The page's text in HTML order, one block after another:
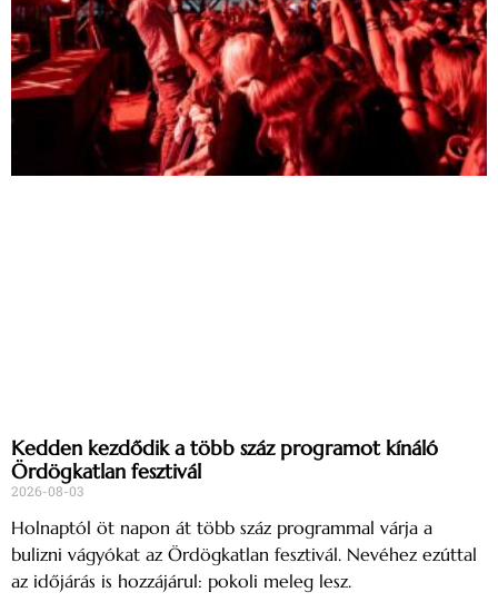
Kedden kezdődik a több száz programot kínáló
Ördögkatlan fesztivál
2026-08-03
Holnaptól öt napon át több száz programmal várja a
bulizni vágyókat az Ördögkatlan fesztivál. Nevéhez ezúttal
az időjárás is hozzájárul: pokoli meleg lesz.